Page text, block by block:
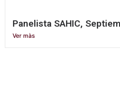
Panelista SAHIC,
Ver màs